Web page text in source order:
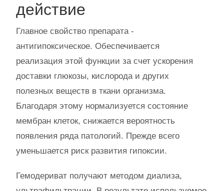
действие
Главное свойство препарата -
антигипоксическое. Обеспечивается
реализация этой функции за счет ускорения
доставки глюкозы, кислорода и других
полезных веществ в ткани организма.
Благодаря этому нормализуется состояние
мембран клеток, снижается вероятность
появления ряда патологий. Прежде всего
уменьшается риск развития гипоксии.
Гемодериват получают методом диализа,